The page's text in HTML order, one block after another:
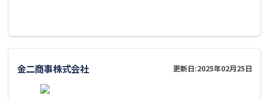
金二商事株式会社 更新日:2025年02月25日